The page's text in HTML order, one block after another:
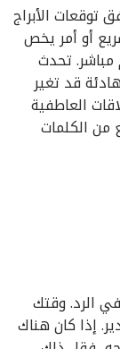
توقعات الأبراج
أو أمر يخص
مباشر. تحدث
قد تغير
العاطفية
من الكلمات
الرد. وقتك
إذا كان هناك